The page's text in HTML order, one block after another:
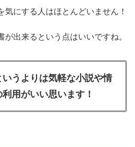
気にする人はほとんどいません！
出来るという点はいいですね。
うよりは気軽な小説や情
用がいい思います！